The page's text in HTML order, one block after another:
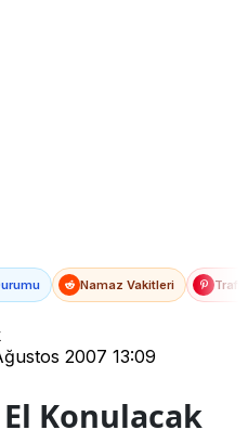
Namaz Vakitleri
2007 13:09
Konulacak